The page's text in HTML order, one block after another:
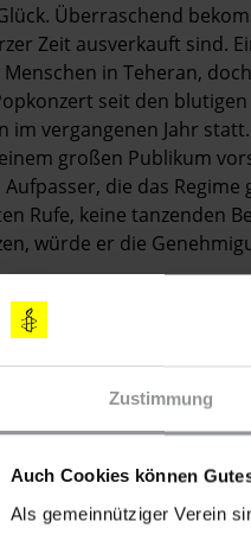
Zustimmung
Auch Cookies können
Als gemeinnütziger Verein
Überraschend
Zeit ausverkauft sind.
in Teheran,
seit den
im vergangenen Jahr
großen Pub­likum
die das
Rufe, keine tanzenden
würde er die
ganz anderes: Er lässt
wenige Sekunden lang
mit diesen ­Sekunden
aufgeheizt. Für viele
und Repressionen
Chance, allein zu
und sei es nur für
auf der
Tages werde ich auch